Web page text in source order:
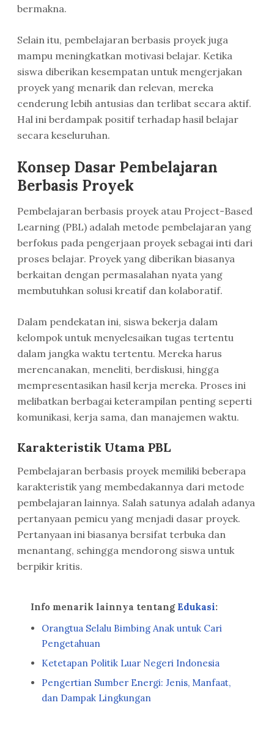
bermakna.
Selain itu, pembelajaran berbasis proyek juga
mampu meningkatkan motivasi belajar. Ketika
siswa diberikan kesempatan untuk mengerjakan
proyek yang menarik dan relevan, mereka
cenderung lebih antusias dan terlibat secara aktif.
Hal ini berdampak positif terhadap hasil belajar
secara keseluruhan.
Konsep Dasar Pembelajaran
Berbasis Proyek
Pembelajaran berbasis proyek atau Project-Based
Learning (PBL) adalah metode pembelajaran yang
berfokus pada pengerjaan proyek sebagai inti dari
proses belajar. Proyek yang diberikan biasanya
berkaitan dengan permasalahan nyata yang
membutuhkan solusi kreatif dan kolaboratif.
Dalam pendekatan ini, siswa bekerja dalam
kelompok untuk menyelesaikan tugas tertentu
dalam jangka waktu tertentu. Mereka harus
merencanakan, meneliti, berdiskusi, hingga
mempresentasikan hasil kerja mereka. Proses ini
melibatkan berbagai keterampilan penting seperti
komunikasi, kerja sama, dan manajemen waktu.
Karakteristik Utama PBL
Pembelajaran berbasis proyek memiliki beberapa
karakteristik yang membedakannya dari metode
pembelajaran lainnya. Salah satunya adalah adanya
pertanyaan pemicu yang menjadi dasar proyek.
Pertanyaan ini biasanya bersifat terbuka dan
menantang, sehingga mendorong siswa untuk
berpikir kritis.
Info menarik lainnya tentang Edukasi:
Orangtua Selalu Bimbing Anak untuk Cari
Pengetahuan
Ketetapan Politik Luar Negeri Indonesia
Pengertian Sumber Energi: Jenis, Manfaat,
dan Dampak Lingkungan